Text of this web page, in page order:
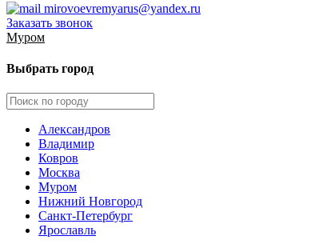
mirovoevremyarus@yandex.ru
Заказать звонок
Муром
Выбрать город
Александров
Владимир
Ковров
Москва
Муром
Нижний Новгород
Санкт-Петербург
Ярославль